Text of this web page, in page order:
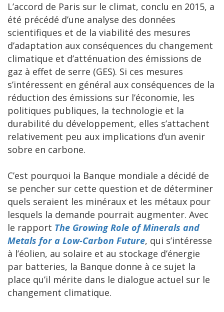
L’accord de Paris sur le climat, conclu en 2015, a
été précédé d’une analyse des données
scientifiques et de la viabilité des mesures
d’adaptation aux conséquences du changement
climatique et d’atténuation des émissions de
gaz à effet de serre (GES). Si ces mesures
s’intéressent en général aux conséquences de la
réduction des émissions sur l’économie, les
politiques publiques, la technologie et la
durabilité du développement, elles s’attachent
relativement peu aux implications d’un avenir
sobre en carbone.
C’est pourquoi la Banque mondiale a décidé de
se pencher sur cette question et de déterminer
quels seraient les minéraux et les métaux pour
lesquels la demande pourrait augmenter. Avec
le rapport The Growing Role of Minerals and
Metals for a Low-Carbon Future, qui s’intéresse
à l’éolien, au solaire et au stockage d’énergie
par batteries, la Banque donne à ce sujet la
place qu’il mérite dans le dialogue actuel sur le
changement climatique.